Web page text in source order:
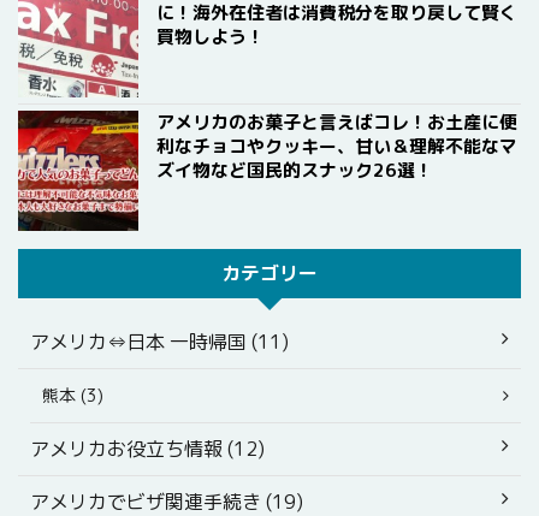
に！海外在住者は消費税分を取り戻して賢く
買物しよう！
アメリカのお菓子と言えばコレ！お土産に便
利なチョコやクッキー、甘い＆理解不能なマ
ズイ物など国民的スナック26選！
カテゴリー
アメリカ⇔日本 一時帰国 (11)
熊本 (3)
アメリカお役立ち情報 (12)
アメリカでビザ関連手続き (19)